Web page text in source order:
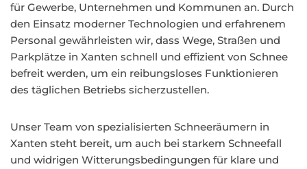
für Gewerbe, Unternehmen und Kommunen an. Durch
den Einsatz moderner Technologien und erfahrenem
Personal gewährleisten wir, dass Wege, Straßen und
Parkplätze in Xanten schnell und effizient von Schnee
befreit werden, um ein reibungsloses Funktionieren
des täglichen Betriebs sicherzustellen.
Unser Team von spezialisierten Schneeräumern in
Xanten steht bereit, um auch bei starkem Schneefall
und widrigen Witterungsbedingungen für klare und